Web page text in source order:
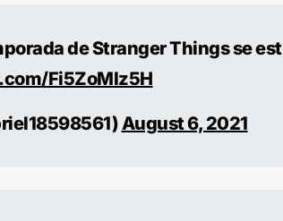
de Stranger Things se
Fi5ZoMIz5H
August 6, 2021